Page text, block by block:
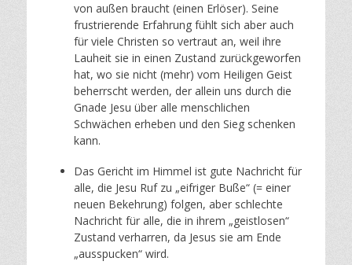
von außen braucht (einen Erlöser). Seine
frustrierende Erfahrung fühlt sich aber auch
für viele Christen so vertraut an, weil ihre
Lauheit sie in einen Zustand zurückgeworfen
hat, wo sie nicht (mehr) vom Heiligen Geist
beherrscht werden, der allein uns durch die
Gnade Jesu über alle menschlichen
Schwächen erheben und den Sieg schenken
kann.
Das Gericht im Himmel ist gute Nachricht für
alle, die Jesu Ruf zu „eifriger Buße“ (= einer
neuen Bekehrung) folgen, aber schlechte
Nachricht für alle, die in ihrem „geistlosen“
Zustand verharren, da Jesus sie am Ende
„ausspucken“ wird.